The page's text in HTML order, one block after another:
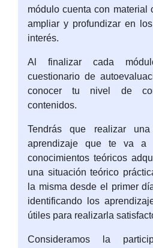
módulo cuenta con material
ampliar y profundizar en
interés.
Al finalizar cada
cuestionario de
conocer tu nivel de
contenidos.
Tendrás que realizar
aprendizaje que te va a
conocimientos teóricos
una situación teórico
la misma desde el primer
identificando los
útiles para realizarla
Consideramos la